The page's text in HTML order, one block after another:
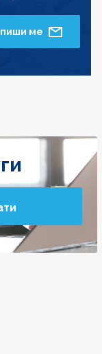
ме